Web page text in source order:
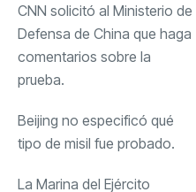
CNN solicitó al Ministerio de
Defensa de China que haga
comentarios sobre la
prueba.
Beijing no especificó qué
tipo de misil fue probado.
La Marina del Ejército